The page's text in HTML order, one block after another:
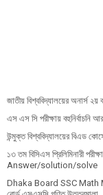
জাতীয় বিশ্ববিদ্যালয়ের অনার্স
এস এস সি পরীক্ষায়
উন্মুক্ত বিশ্ববিদ্যালয়ের বিএড
১৩ তম বিসিএস প্রি‌লি‌মিনারী
Answer/solution/solve
Dhaka Board SSC Math